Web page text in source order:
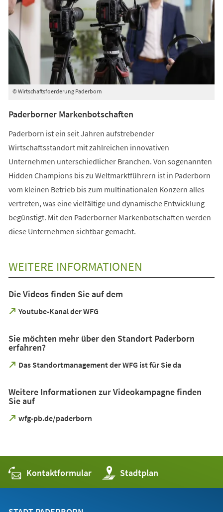
© Wirtschaftsfoerderung Paderborn
Paderborner Markenbotschaften
Paderborn ist ein seit Jahren aufstrebender
Wirtschaftsstandort mit zahlreichen innovativen
Unternehmen unterschiedlicher Branchen. Von sogenannten
Hidden Champions bis zu Weltmarktführern ist in Paderborn
vom kleinen Betrieb bis zum multinationalen Konzern alles
vertreten, was eine vielfältige und dynamische Entwicklung
begünstigt. Mit den Paderborner Markenbotschaften werden
diese Unternehmen sichtbar gemacht.
WEITERE INFORMATIONEN
Die Videos finden Sie auf dem
Youtube-Kanal der WFG
(Öffnet
neuen
Tab)
Sie möchten mehr über den Standort Paderborn
erfahren?
Das Standortmanagement der WFG ist für Sie da
(Öffnet
neuen
Tab)
Weitere Informationen zur Videokampagne finden
Sie auf
wfg-pb.de/paderborn
(Öffnet
Tab)
Kontaktformular Stadtplan
(Öffnet
in
einem